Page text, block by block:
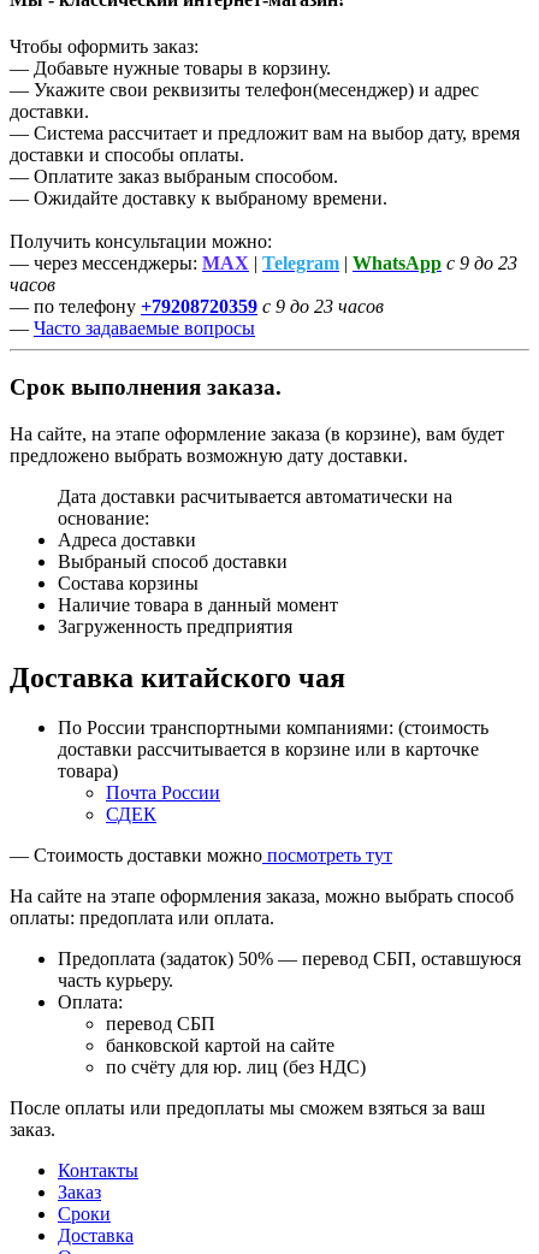
Чтобы оформить заказ:
— Добавьте нужные товары в корзину.
— Укажите свои реквизиты телефон(месенджер) и адрес
доставки.
— Система рассчитает и предложит вам на выбор дату, время
доставки и способы оплаты.
— Оплатите заказ выбраным способом.
— Ожидайте доставку к выбраному времени.
Получить консультации можно:
— через мессенджеры: MAX | Telegram | WhatsApp с 9 до 23
часов
— по телефону +79208720359 с 9 до 23 часов
— Часто задаваемые вопросы
Срок выполнения заказа.
На сайте, на этапе оформление заказа (в корзине), вам будет
предложено выбрать возможную дату доставки.
Дата доставки расчитывается автоматически на
основание:
Адреса доставки
Выбраный способ доставки
Состава корзины
Наличие товара в данный момент
Загруженность предприятия
Доставка китайского чая
По России транспортными компаниями: (стоимость
доставки рассчитывается в корзине или в карточке
товара)
Почта России
СДЕК
— Стоимость доставки можно посмотреть тут
На сайте на этапе оформления заказа, можно выбрать способ
оплаты: предоплата или оплата.
Предоплата (задаток) 50% — перевод СБП, оставшуюся
часть курьеру.
Оплата:
перевод СБП
банковской картой на сайте
по счёту для юр. лиц (без НДС)
После оплаты или предоплаты мы сможем взяться за ваш
заказ.
Контакты
Заказ
Cроки
Доставка